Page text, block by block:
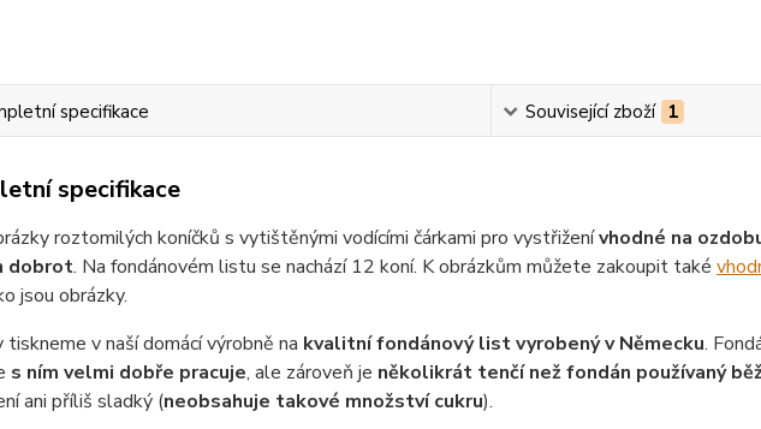
specifikace Související zboží 1
specifikace
roztomilých koníčků s vytištěnými vodícími čárkami pro vystřiženívhodné na
dobrot. Na fondánovém listu se nachází 12 koní. K obrázkům můžete zakoupit také
jsou obrázky.
tiskneme v naší domácí výrobně na kvalitní fondánový list vyrobený v Německu.
s ním velmi dobře pracuje, ale zároveň je několikrát tenčí než fondán používaný
ani příliš sladký (neobsahuje takové množství cukru).